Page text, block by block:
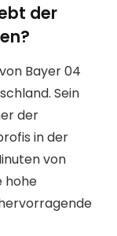
der
Bayer 04
Sein
der
in der
von
hohe